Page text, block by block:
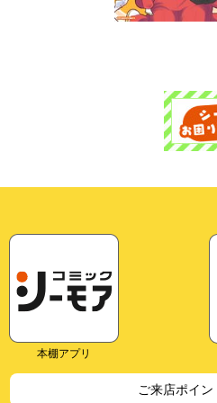
本棚アプリ
ご来店ポイン